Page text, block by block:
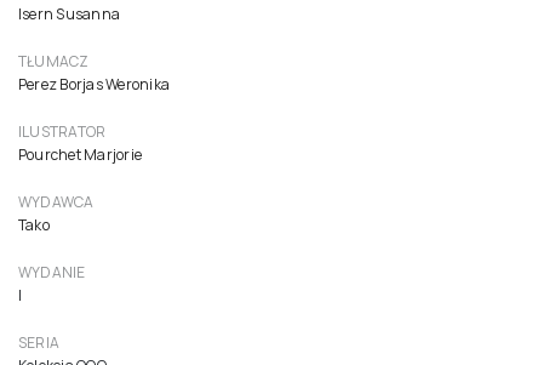
Isern Susanna
TŁUMACZ
Perez Borjas Weronika
ILUSTRATOR
Pourchet Marjorie
WYDAWCA
Tako
WYDANIE
I
SERIA